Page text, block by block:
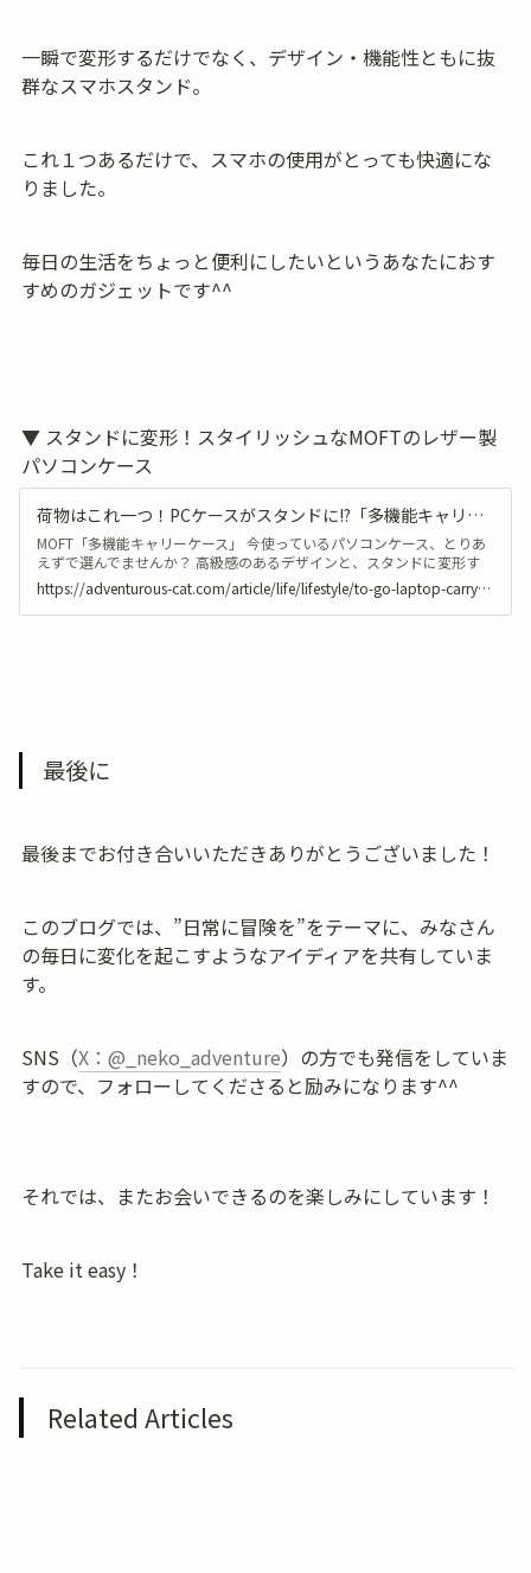
一瞬で変形するだけでなく、デザイン・機能性ともに抜
群なスマホスタンド。
これ１つあるだけで、スマホの使用がとっても快適にな
りました。
毎日の生活をちょっと便利にしたいというあなたにおす
すめのガジェットです^^
▼ スタンドに変形！スタイリッシュなMOFTのレザー製
パソコンケース
荷物はこれ一つ！PCケースがスタンドに!?「多機能キャリーケース」【MOFT】
MOFT「多機能キャリーケース」 今使っているパソコンケース、とりあ
えずで選んでませんか？ 高級感のあるデザインと、スタンドに変形す
る実用性。 さらに収納まで兼ね備えた最高のPCケースをご紹介しま
す！
https://adventurous-cat.com/article/life/lifestyle/to-go-laptop-carry-case
最後に
最後までお付き合いいただきありがとうございました！
このブログでは、”日常に冒険を”をテーマに、みなさん
の毎日に変化を起こすようなアイディアを共有していま
す。
SNS（X：@_neko_adventure）の方でも発信をしていま
すので、フォローしてくださると励みになります^^
それでは、またお会いできるのを楽しみにしています！
Take it easy！
Related Articles